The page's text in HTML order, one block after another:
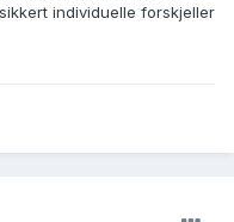
individuelle forskjeller